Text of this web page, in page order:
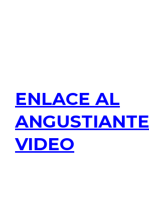
ENLACE AL
ANGUSTIANTE
VIDEO